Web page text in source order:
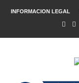
INFORMACION LEGAL